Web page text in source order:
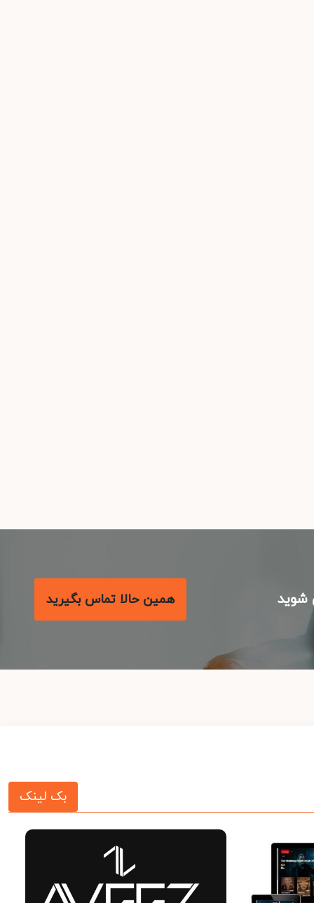
همین حالا تماس بگیرید
بک لینک